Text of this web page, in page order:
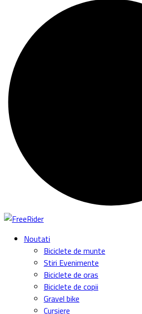
Noutati
Biciclete de munte
Stiri Evenimente
Biciclete de oras
Biciclete de copii
Gravel bike
Cursiere